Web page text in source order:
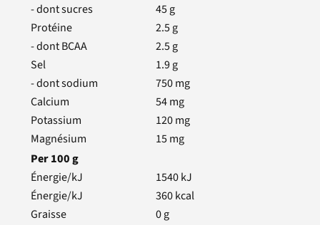
- dont sucres
45g
Protéine
2.5g
- dont BCAA
2.5g
Sel
1.9g
- dont sodium
750mg
Calcium
54mg
Potassium
120mg
Magnésium
15mg
Per100g
Énergie/kJ
1540kJ
Énergie/kJ
360kcal
Graisse
0g